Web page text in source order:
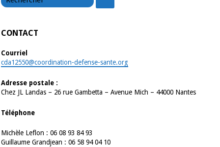
CONTACT
Courriel
cda12550@coordination-defense-sante.org
Adresse postale :
Chez JL Landas – 26 rue Gambetta – Avenue Mich – 44000 Nantes
Téléphone
Michèle Leflon : 06 08 93 84 93
Guillaume Grandjean : 06 58 94 04 10